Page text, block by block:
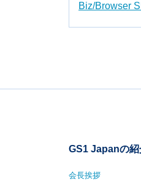
読取速度、読
Biz/Browser
GS1 Japanの紹
会長挨拶